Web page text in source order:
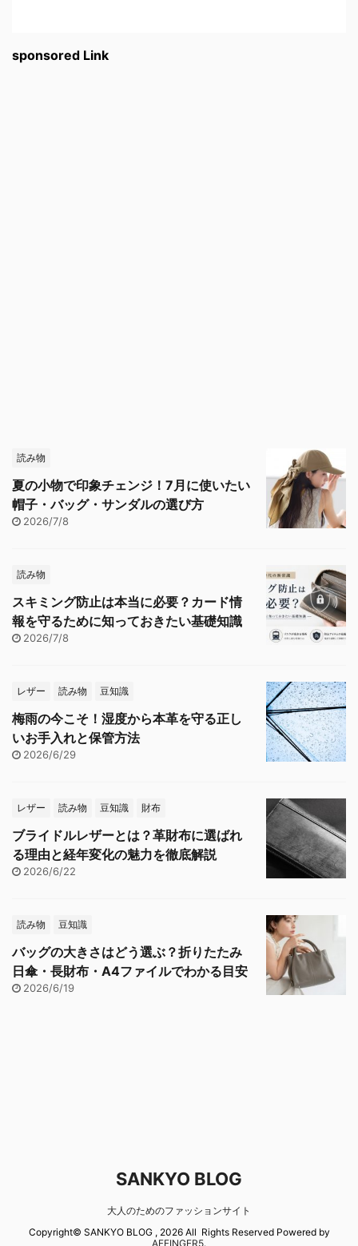
sponsored Link
読み物
夏の小物で印象チェンジ！7月に使いたい
帽子・バッグ・サンダルの選び方
2026/7/8
読み物
スキミング防止は本当に必要？カード情
報を守るために知っておきたい基礎知識
2026/7/8
レザー 読み物 豆知識
梅雨の今こそ！湿度から本革を守る正し
いお手入れと保管方法
2026/6/29
レザー 読み物 豆知識 財布
ブライドルレザーとは？革財布に選ばれ
る理由と経年変化の魅力を徹底解説
2026/6/22
読み物 豆知識
バッグの大きさはどう選ぶ？折りたたみ
日傘・長財布・A4ファイルでわかる目安
2026/6/19
SANKYO BLOG
大人のためのファッションサイト
Copyright© SANKYO BLOG , 2026 All Rights Reserved Powered by
AFFINGER5.